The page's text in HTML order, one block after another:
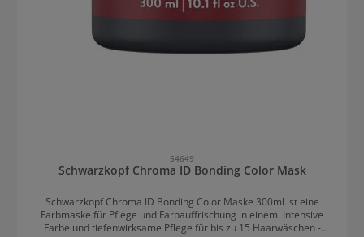
54649
Schwarzkopf Chroma ID Bonding Color Mask
Schwarzkopf Chroma ID Bonding Color Maske 300ml ist eine
Farbmaske für Pflege und Farbauffrischung in einem. Intensive
Farbe und tiefenwirksame Pflege für bis zu 15 Haarwäschen -